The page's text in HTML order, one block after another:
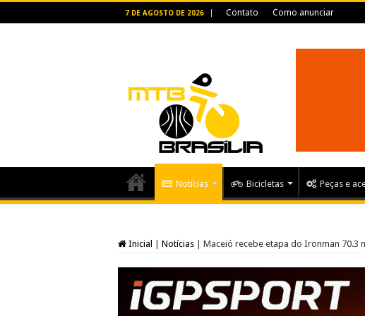
7 DE AGOSTO DE 2026 Contato Como anunciar
Notícias Bicicletas Peças e
Inicial Notícias Maceió recebe etapa do Ironman 70.3